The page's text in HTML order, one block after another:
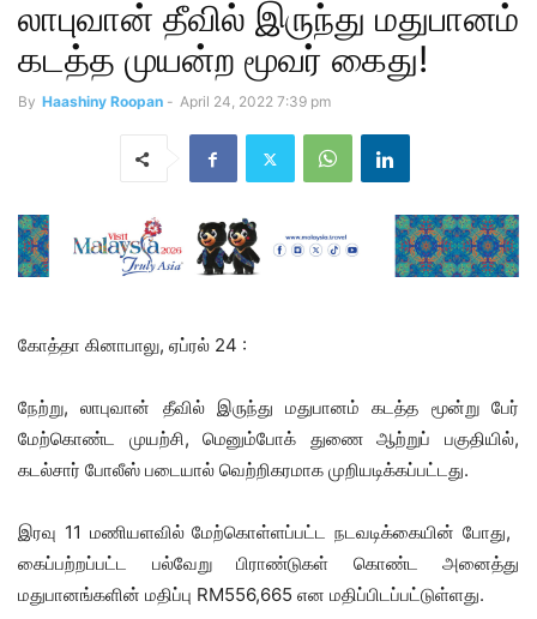
லாபுவான் தீவில் இருந்து மதுபானம்
கடத்த முயன்ற மூவர் கைது!
By Haashiny Roopan - April 24, 2022 7:39 pm
கோத்தா கினாபாலு, ஏப்ரல் 24 :
நேற்று, லாபுவான் தீவில் இருந்து மதுபானம் கடத்த மூன்று பேர்
மேற்கொண்ட முயற்சி, மெனும்போக் துணை ஆற்றுப் பகுதியில்,
கடல்சார் போலீஸ் படையால் வெற்றிகரமாக முறியடிக்கப்பட்டது.
இரவு 11 மணியளவில் மேற்கொள்ளப்பட்ட நடவடிக்கையின் போது, ​​
கைப்பற்றப்பட்ட பல்வேறு பிராண்டுகள் கொண்ட அனைத்து
மதுபானங்களின் மதிப்பு RM556,665 என மதிப்பிடப்பட்டுள்ளது.